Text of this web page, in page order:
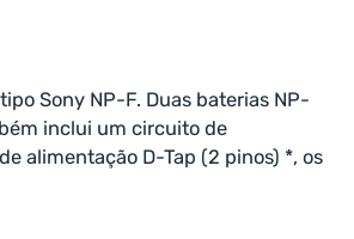
Sony NP-F. Duas baterias NP-
inclui um circuito de
alimentação D-Tap (2 pinos) *, os